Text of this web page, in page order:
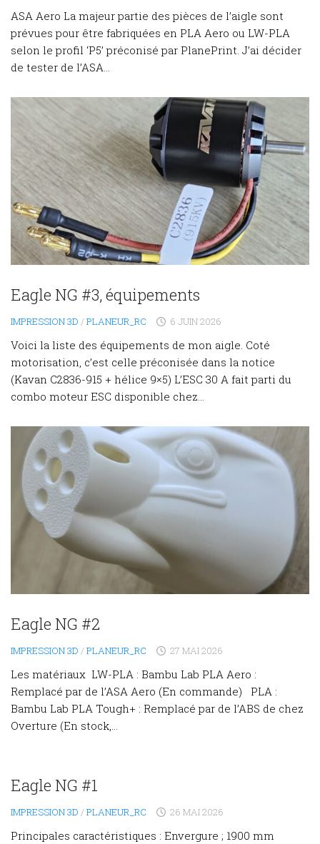
ASA Aero La majeur partie des pièces de l’aigle sont
prévues pour être fabriquées en PLA Aero ou LW-PLA
selon le profil ‘P5’ préconisé par PlanePrint. J’ai décider
de tester de l’ASA...
Eagle NG #3, équipements
IMPRESSION 3D /PLANEUR_RC 6 JUIN 2026
Voici la liste des équipements de mon aigle. Coté
motorisation, c’est celle préconisée dans la notice
(Kavan C2836-915 + hélice 9×5) L’ESC 30 A fait parti du
combo moteur ESC disponible chez...
Eagle NG #2
IMPRESSION 3D /PLANEUR_RC 27 MAI 2026
Les matériaux LW-PLA : Bambu Lab PLA Aero :
Remplacé par de l’ASA Aero (En commande) PLA :
Bambu Lab PLA Tough+ : Remplacé par de l’ABS de chez
Overture (En stock,...
Eagle NG #1
IMPRESSION 3D /PLANEUR_RC 26 MAI 2026
Principales caractéristiques : Envergure ; 1900 mm